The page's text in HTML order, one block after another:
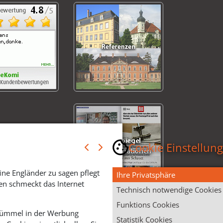
Engländer zu sagen pflegt
schmeckt das Internet
in der Werbung
Cookie
Ihre Privatsphäre
Technisch notwendige Cookies
Funktions Cookies
Statistik Cookies